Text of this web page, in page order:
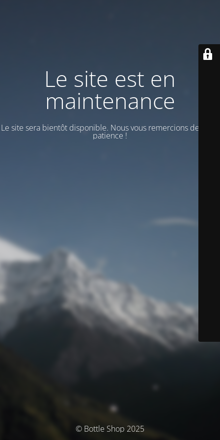
Le site est en
maintenance
Le site sera bientôt disponible. Nous vous remercions de votre
patience !
© Bottle Shop 2025